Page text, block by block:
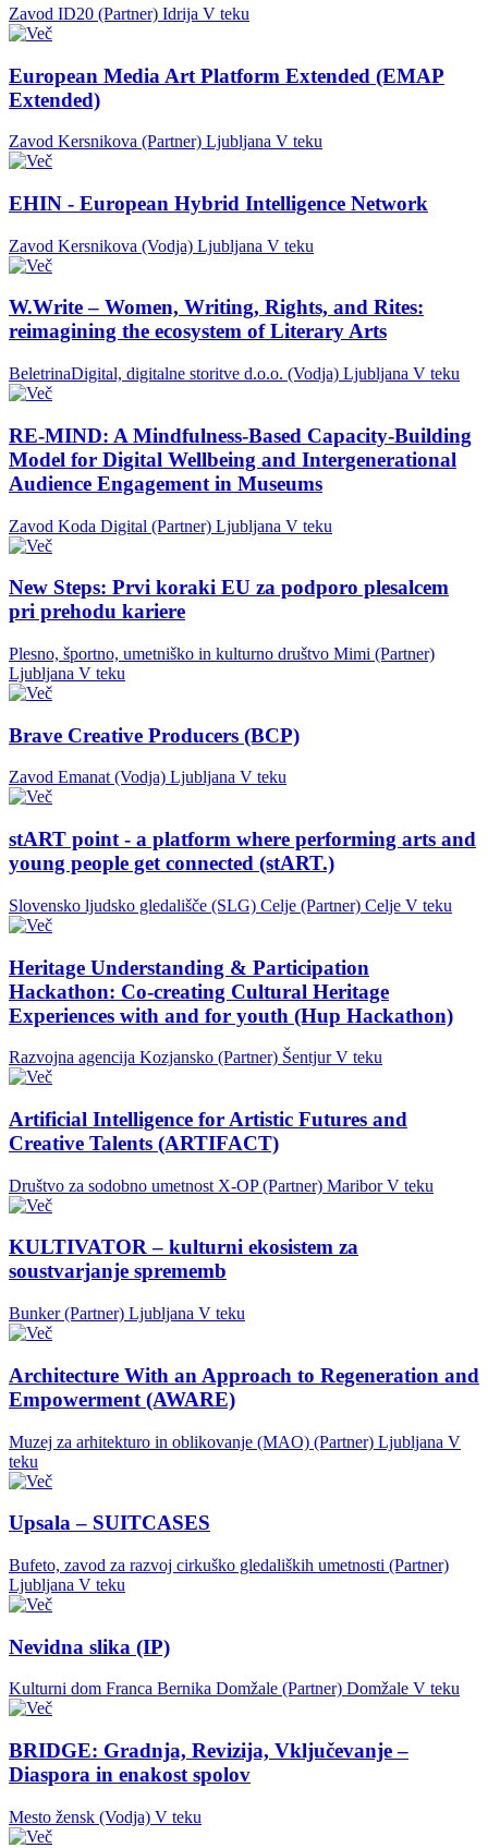
Zavod ID20 (Partner) Idrija V teku
European Media Art Platform Extended (EMAP
Extended)
Zavod Kersnikova (Partner) Ljubljana V teku
EHIN - European Hybrid Intelligence Network
Zavod Kersnikova (Vodja) Ljubljana V teku
W.Write – Women, Writing, Rights, and Rites:
reimagining the ecosystem of Literary Arts
BeletrinaDigital, digitalne storitve d.o.o. (Vodja) Ljubljana V teku
RE-MIND: A Mindfulness-Based Capacity-Building
Model for Digital Wellbeing and Intergenerational
Audience Engagement in Museums
Zavod Koda Digital (Partner) Ljubljana V teku
New Steps: Prvi koraki EU za podporo plesalcem
pri prehodu kariere
Plesno, športno, umetniško in kulturno društvo Mimi (Partner)
Ljubljana V teku
Brave Creative Producers (BCP)
Zavod Emanat (Vodja) Ljubljana V teku
stART point - a platform where performing arts and
young people get connected (stART.)
Slovensko ljudsko gledališče (SLG) Celje (Partner) Celje V teku
Heritage Understanding & Participation
Hackathon: Co-creating Cultural Heritage
Experiences with and for youth (Hup Hackathon)
Razvojna agencija Kozjansko (Partner) Šentjur V teku
Artificial Intelligence for Artistic Futures and
Creative Talents (ARTIFACT)
Društvo za sodobno umetnost X-OP (Partner) Maribor V teku
KULTIVATOR – kulturni ekosistem za
soustvarjanje sprememb
Bunker (Partner) Ljubljana V teku
Architecture With an Approach to Regeneration and
Empowerment (AWARE)
Muzej za arhitekturo in oblikovanje (MAO) (Partner) Ljubljana V
teku
Upsala – SUITCASES
Bufeto, zavod za razvoj cirkuško gledaliških umetnosti (Partner)
Ljubljana V teku
Nevidna slika (IP)
Kulturni dom Franca Bernika Domžale (Partner) Domžale V teku
BRIDGE: Gradnja, Revizija, Vključevanje –
Diaspora in enakost spolov
Mesto žensk (Vodja) V teku